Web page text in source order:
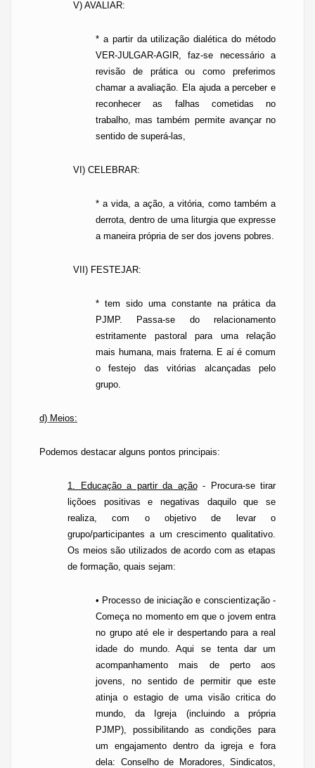
V) AVALIAR:
* apartir da utilização dialética do método
VER-JULGAR-AGIR, faz-se necessário a
revisão de prática ou como preferimos
chamar a avaliação. Ela ajuda a perceber e
reconhecer as falhas cometidas no
trabalho, mas também permite avançar no
sentido de superá-las,
VI) CELEBRAR:
* a vida, a ação, a vitória, como também a
derrota, dentro de uma liturgia que expresse
a maneira própria de ser dos jovens pobres.
VII) FESTEJAR:
* tem sido uma constante na prática da
PJMP. Passa-se do relacionamento
estritamente pastoral para uma relação
mais humana, mais fraterna. E aí é comum
o festejo das vitórias alcançadas pelo
grupo.
d) Meios:
Podemos destacar alguns pontos principais:
1. Educação a partir da ação- Procura-se tirar
liçõoes positivas e negativas daquilo que se
realiza, com o objetivo de levar o
grupo/participantes a um crescimento qualitativo.
Os meios são utilizados de acordo com as etapas
de formação, quais sejam:
• Processo de iniciação e conscientização -
Começa no momento em que o jovem entra
no grupo até ele ir despertando para a real
idade do mundo. Aqui se tenta dar um
acompanhamento mais de perto aos
jovens, no sentido de permitir que este
atinja o estagio de uma visão critica do
mundo, da Igreja (incluindo a própria
PJMP), possibilitando as condições para
um engajamento dentro da igreja e fora
dela: Conselho de Moradores, Sindicatos,